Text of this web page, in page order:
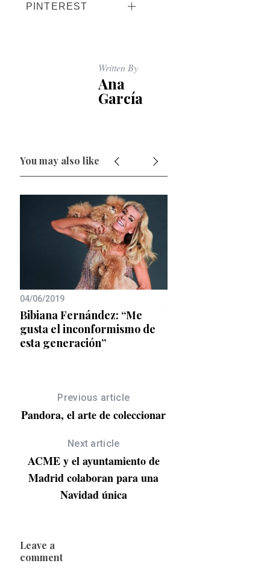
PINTEREST
Written By
Ana
García
You may also like
04/06/2019
Bibiana Fernández: “Me
gusta el inconformismo de
esta generación”
Previous article
Pandora, el arte de coleccionar
Next article
ACME y el ayuntamiento de
Madrid colaboran para una
Navidad única
Leave a
comment